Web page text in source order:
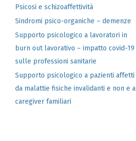
Psicosi e schizoaffettività
Sindromi psico-organiche – demenze
Supporto psicologico a lavoratori in
burn out lavorativo – impatto covid-19
sulle professioni sanitarie
Supporto psicologico a pazienti affetti
da malattie fisiche invalidanti e non e a
caregiver familiari